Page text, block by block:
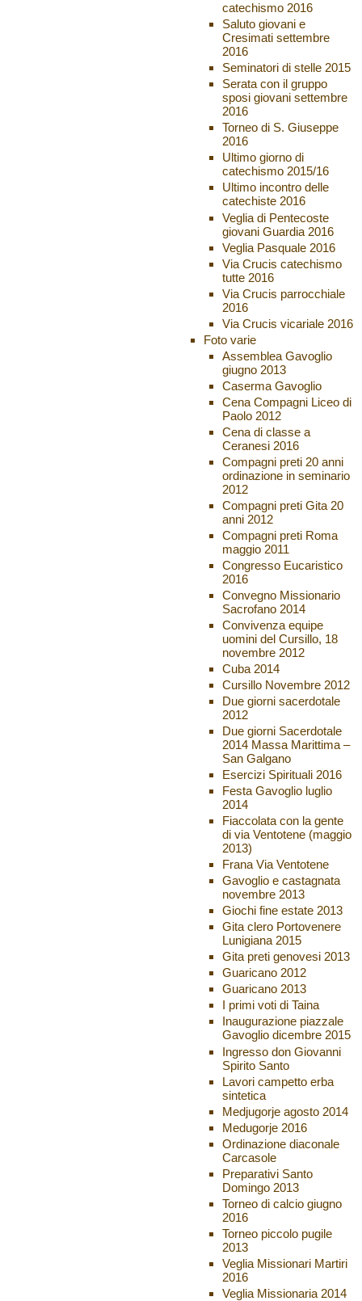
catechismo 2016
Saluto giovani e
Cresimati settembre
2016
Seminatori di stelle 2015
Serata con il gruppo
sposi giovani settembre
2016
Torneo di S. Giuseppe
2016
Ultimo giorno di
catechismo 2015/16
Ultimo incontro delle
catechiste 2016
Veglia di Pentecoste
giovani Guardia 2016
Veglia Pasquale 2016
Via Crucis catechismo
tutte 2016
Via Crucis parrocchiale
2016
Via Crucis vicariale 2016
Foto varie
Assemblea Gavoglio
giugno 2013
Caserma Gavoglio
Cena Compagni Liceo di
Paolo 2012
Cena di classe a
Ceranesi 2016
Compagni preti 20 anni
ordinazione in seminario
2012
Compagni preti Gita 20
anni 2012
Compagni preti Roma
maggio 2011
Congresso Eucaristico
2016
Convegno Missionario
Sacrofano 2014
Convivenza equipe
uomini del Cursillo, 18
novembre 2012
Cuba 2014
Cursillo Novembre 2012
Due giorni sacerdotale
2012
Due giorni Sacerdotale
2014 Massa Marittima –
San Galgano
Esercizi Spirituali 2016
Festa Gavoglio luglio
2014
Fiaccolata con la gente
di via Ventotene (maggio
2013)
Frana Via Ventotene
Gavoglio e castagnata
novembre 2013
Giochi fine estate 2013
Gita clero Portovenere
Lunigiana 2015
Gita preti genovesi 2013
Guaricano 2012
Guaricano 2013
I primi voti di Taina
Inaugurazione piazzale
Gavoglio dicembre 2015
Ingresso don Giovanni
Spirito Santo
Lavori campetto erba
sintetica
Medjugorje agosto 2014
Medugorje 2016
Ordinazione diaconale
Carcasole
Preparativi Santo
Domingo 2013
Torneo di calcio giugno
2016
Torneo piccolo pugile
2013
Veglia Missionari Martiri
2016
Veglia Missionaria 2014